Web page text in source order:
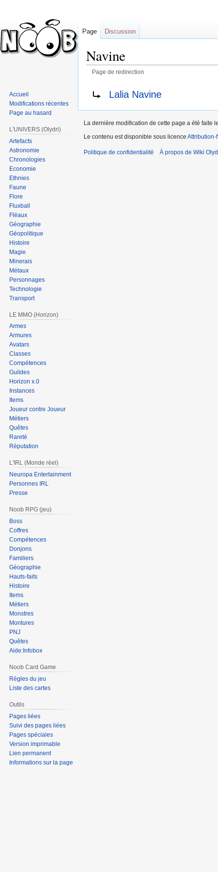
Navine
Page de redirection
la
navigation
la
recherche
Rediriger vers :Lalia Navine
Page Discussion
Accueil
Modifications récentes
Page au hasard
L'UNIVERS (Olydri)
Artefacts
Astronomie
Chronologies
Economie
Ethnies
Faune
Flore
Fluxball
Fléaux
Géographie
Géopolitique
Histoire
Magie
Minerais
Métaux
Personnages
Technologie
Transport
LE MMO (Horizon)
Armes
Armures
Avatars
Classes
Compétences
Guildes
Horizon x.0
Instances
Items
Joueur contre Joueur
Métiers
Quêtes
Rareté
Réputation
L'IRL (Monde réel)
Neuropa Entertainment
Personnes IRL
Presse
Noob RPG (jeu)
Boss
Coffres
Compétences
Donjons
Familiers
Géographie
Hauts-faits
Histoire
Items
Métiers
Monstres
Montures
PNJ
Quêtes
Aide:Infobox
Noob Card Game
Règles du jeu
Liste des cartes
Outils
Pages liées
Suivi des pages liées
Pages spéciales
Version imprimable
Lien permanent
Informations sur la page
La dernière modification de cette page a été faite
Le contenu est disponible sous licence Attribution-
Politique de confidentialité À propos de Wiki